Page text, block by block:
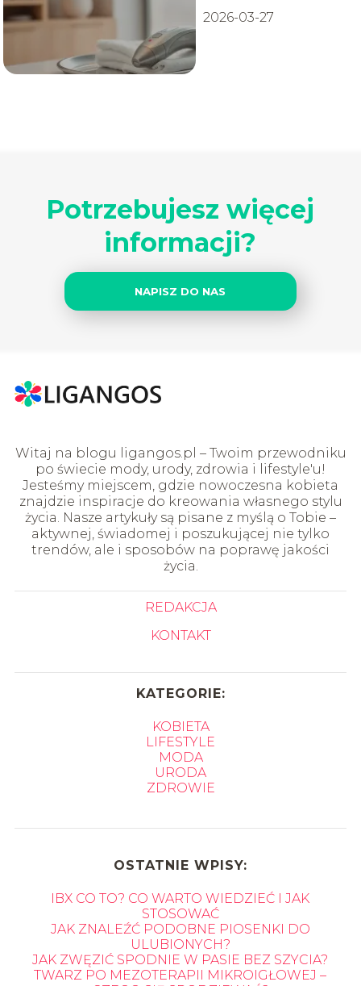
2026-03-27
Potrzebujesz więcej
informacji?
NAPISZ DO NAS
Witaj na blogu ligangos.pl – Twoim przewodniku
po świecie mody, urody, zdrowia i lifestyle'u!
Jesteśmy miejscem, gdzie nowoczesna kobieta
znajdzie inspiracje do kreowania własnego stylu
życia. Nasze artykuły są pisane z myślą o Tobie –
aktywnej, świadomej i poszukującej nie tylko
trendów, ale i sposobów na poprawę jakości
życia.
REDAKCJA
KONTAKT
KATEGORIE:
KOBIETA
LIFESTYLE
MODA
URODA
ZDROWIE
OSTATNIE WPISY:
IBX CO TO? CO WARTO WIEDZIEĆ I JAK
STOSOWAĆ
JAK ZNALEŹĆ PODOBNE PIOSENKI DO
ULUBIONYCH?
JAK ZWĘZIĆ SPODNIE W PASIE BEZ SZYCIA?
TWARZ PO MEZOTERAPII MIKROIGŁOWEJ –